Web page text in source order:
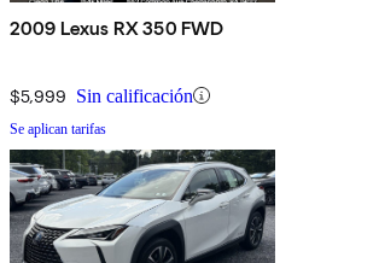
2009 Lexus RX 350 FWD
$5,999 Sin calificación
Se aplican tarifas